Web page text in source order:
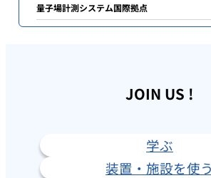
量子場計測システム国際拠点
JOIN US !
学ぶ
装置・施設を使う